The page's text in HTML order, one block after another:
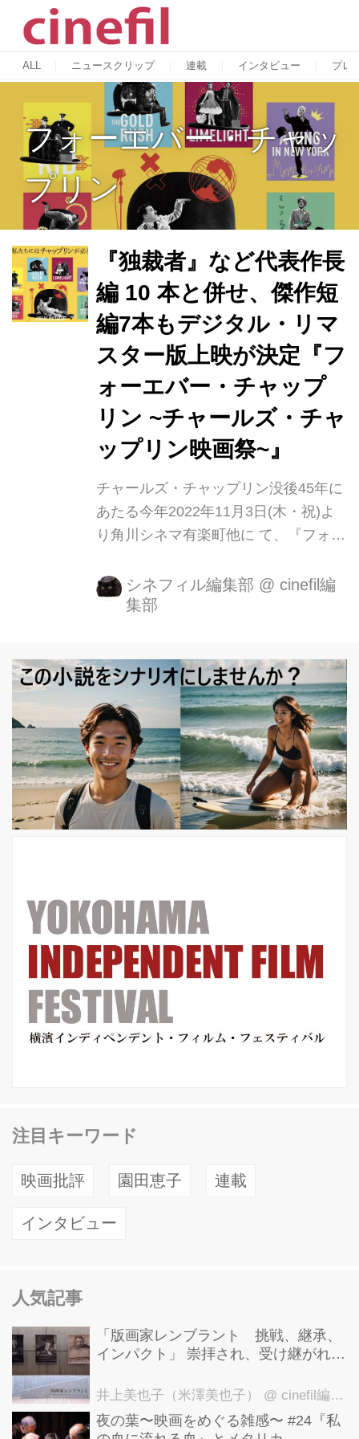
ALL ニュースクリップ 連載 インタビュー プレ
フォーエバー・チャッ
プリン
『独裁者』など代表作長
編 10 本と併せ、傑作短
編7本もデジタル・リマ
スター版上映が決定『フ
ォーエバー・チャップ
リン ~チャールズ・チャ
ップリン映画祭~』
チャールズ・チャップリン没後45年に
あたる今年2022年11月3日(木・祝)よ
り角川シネマ有楽町他に て、『フォー
チャップリン映画祭~』が公開となり
ます。 この度本イベントのポスタービ
の長編代表作10本の上映に加えて、傑
作短編作品7本もデジタル・リマスタ
ー版にて上映されることが決定致しま
した! 「いま私たちにはチャップリン
が必要だ」 時代を越えて今もなお心に
響く、珠玉の上映作品が並んだポスタ
ービジュアルが公開! この度公開され
シネフィル編集部 @ cinefil編
集部
注目キーワード
映画批評 園田恵子 連載
インタビュー
人気記事
「版画家レンブラント 挑戦、継承、
インパクト」 崇拝され、受け継がれ、
洋美術館にて9月23日まで開催中！
井上美也子（米澤美也子） @ cinefil編集部
夜の葉〜映画をめぐる雑感〜 #24『私